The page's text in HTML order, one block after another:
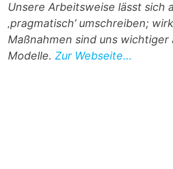
Unsere Arbeitsweise lässt sich
‚pragmatisch’ umschreiben;
Maßnahmen sind uns wichtiger
Modelle.Zur Webseite...